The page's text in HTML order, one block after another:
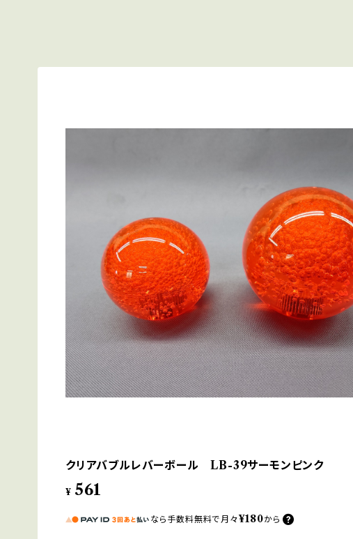
クリアバブルレバーボール LB-39サーモンピンク
¥ 561
なら 手数料無料で 月々¥180から